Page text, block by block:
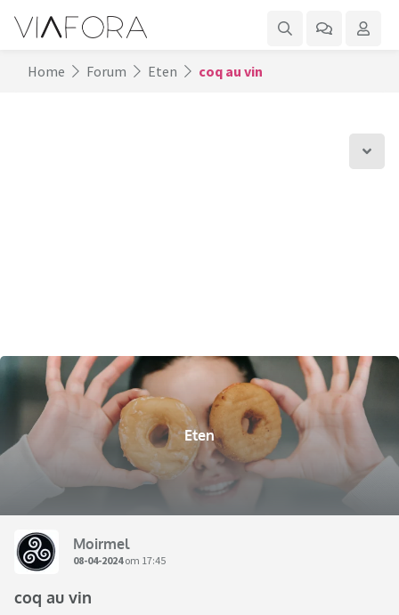
Home Forum Eten coq au vin
Eten
Moirmel
08-04-2024om 17:45
coq au vin